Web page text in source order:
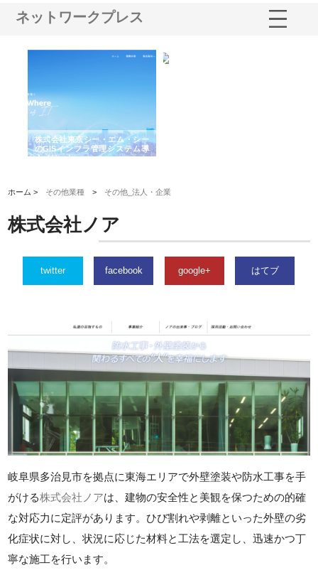
ネットワークプレス
株式会社東京シー・エム・シー
のGISインフラ管理システム導
入メリット
ホーム > その他業種 > その他_法人・企業
株式会社ノア
twitter facebook google+ はてブ
岐阜県多治見市を拠点に東海エリアで外壁塗装や防水工事を手
がける株式会社ノアは、建物の安全性と美観を保つための的確
な対応力に定評があります。ひび割れや剥離といった外壁の劣
化症状に対し、状況に応じた材料と工法を選定し、迅速かつ丁
寧な施工を行います。